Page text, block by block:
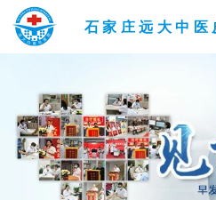
石家庄远大中医